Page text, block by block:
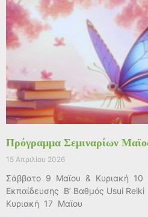
Πρόγραμμα Σεμιναρίων
15 Απριλίου 2026
Σάββατο 9 Μαϊου & Κυριακή 10
Εκπαίδευσης Β’ Βαθμός Usui
Κυριακή 17 Μαϊου